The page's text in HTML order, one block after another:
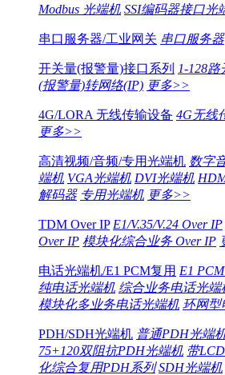
Modbus 光端机 SSI编码器接口光
串口服务器/工业网关 串口服务器
开关量(报警量)接口系列 1-128
(报警量)转网络(IP) 更多>>
4G/LORA 无线传输设备 4G无线
更多>>
高清视频/音频/专用光端机 数字
端机 VGA光端机 DVI光端机
解码器 专用光端机 更多>>
TDM Over IP E1/V.35/V.24 Over IP
Over IP 模块化综合业务 Over IP
电话光端机/E1 PCM复用 E1
纯电话光端机 综合业务电话光端
模块化多业务电话光端机 环网型
PDH/SDH光端机 普通PDH光端
75+120双阻抗PDH光端机 带
化综合复用PDH系列 SDH光端机